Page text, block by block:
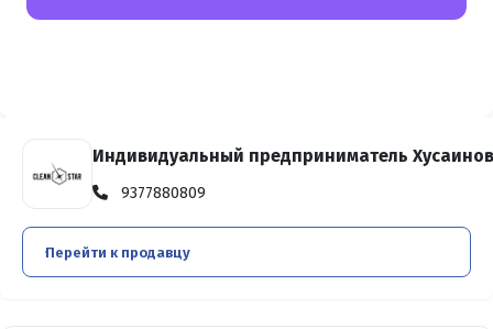
Индивидуальный предприниматель
9377880809
Перейти к продавцу